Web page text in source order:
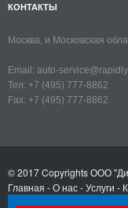
КОНТАКТЫ
Москва, и Московская
Email: auto-
Тел: +7 (495) 777-8862
Fax: +7 (495) 777-8862
© 2017 CopyrightsООО
Главная -О нас-Услуги -